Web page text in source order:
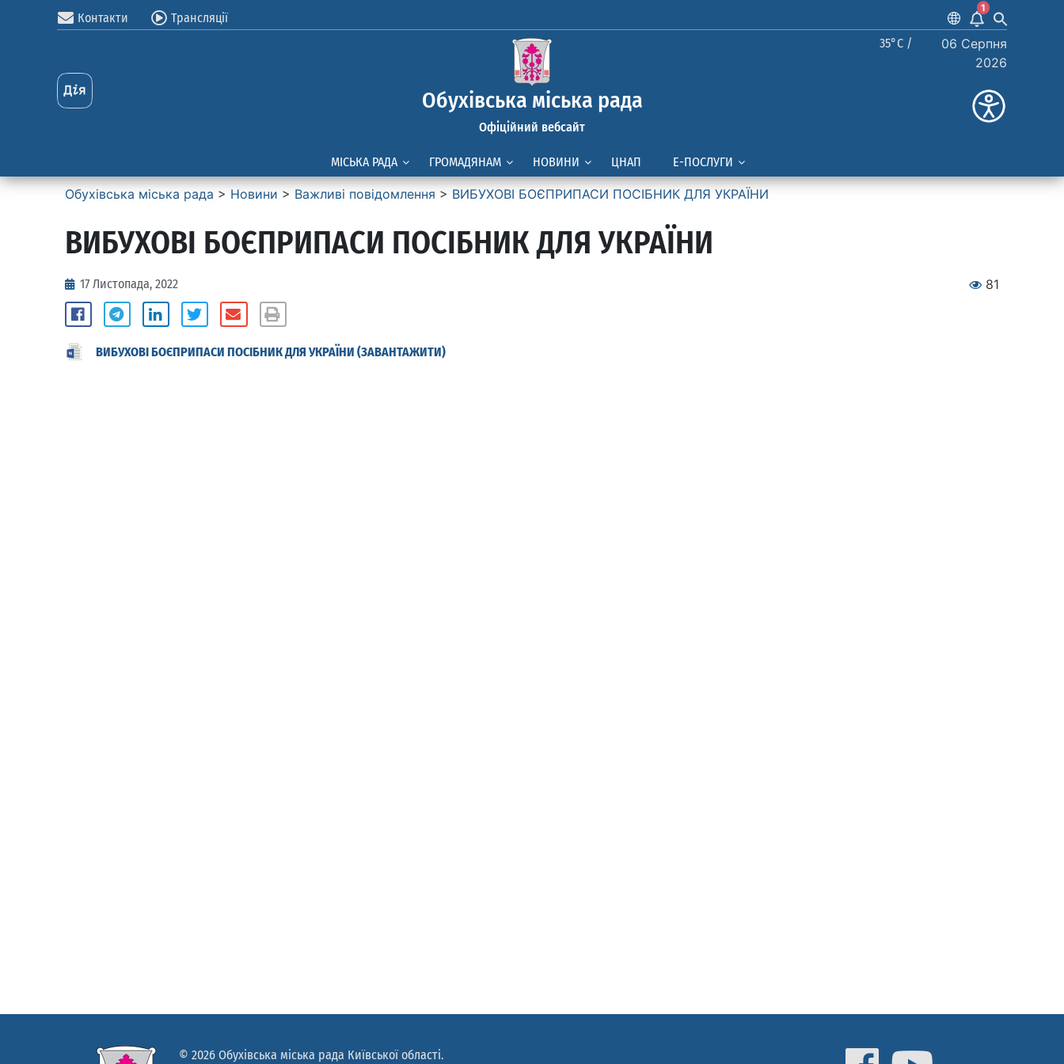
Контакти Трансляції
1
Обухівська міська рада
Офіційний вебсайт
35°C /
06 Серпня
2026
МІСЬКА РАДА ГРОМАДЯНАМ НОВИНИ ЦНАП Е-ПОСЛУГИ
Обухівська міська рада > Новини > Важливі повідомлення > ВИБУХОВІ БОЄПРИПАСИ ПОСІБНИК ДЛЯ УКРАЇНИ
ВИБУХОВІ БОЄПРИПАСИ ПОСІБНИК ДЛЯ УКРАЇНИ
17 Листопада, 2022 81
ВИБУХОВІ БОЄПРИПАСИ ПОСІБНИК ДЛЯ УКРАЇНИ (ЗАВАНТАЖИТИ)
© 2026 Обухівська міська рада Київської області.